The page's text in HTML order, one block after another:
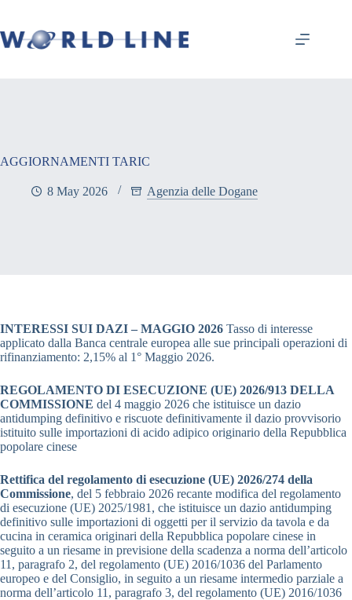
AGGIORNAMENTI TARIC
8 May 2026 Agenzia delle Dogane
INTERESSI SUI DAZI – MAGGIO 2026 Tasso di interesse
applicato dalla Banca centrale europea alle sue principali operazioni di
rifinanziamento: 2,15% al 1° Maggio 2026.
REGOLAMENTO DI ESECUZIONE (UE) 2026/913 DELLA
COMMISSIONE del 4 maggio 2026 che istituisce un dazio
antidumping definitivo e riscuote definitivamente il dazio provvisorio
istituito sulle importazioni di acido adipico originario della Repubblica
popolare cinese
Rettifica del regolamento di esecuzione (UE) 2026/274 della
Commissione, del 5 febbraio 2026 recante modifica del regolamento
di esecuzione (UE) 2025/1981, che istituisce un dazio antidumping
definitivo sulle importazioni di oggetti per il servizio da tavola e da
cucina in ceramica originari della Repubblica popolare cinese in
seguito a un riesame in previsione della scadenza a norma dell’articolo
11, paragrafo 2, del regolamento (UE) 2016/1036 del Parlamento
europeo e del Consiglio, in seguito a un riesame intermedio parziale a
norma dell’articolo 11, paragrafo 3, del regolamento (UE) 2016/1036